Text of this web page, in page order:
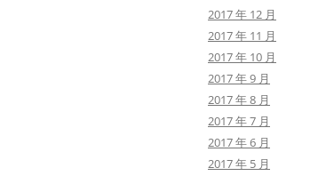
2017 年 12 月
2017 年 11 月
2017 年 10 月
2017 年 9 月
2017 年 8 月
2017 年 7 月
2017 年 6 月
2017 年 5 月